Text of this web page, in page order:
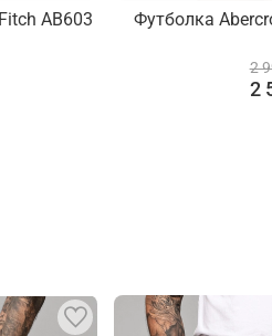
AB603 Футболка
2
2